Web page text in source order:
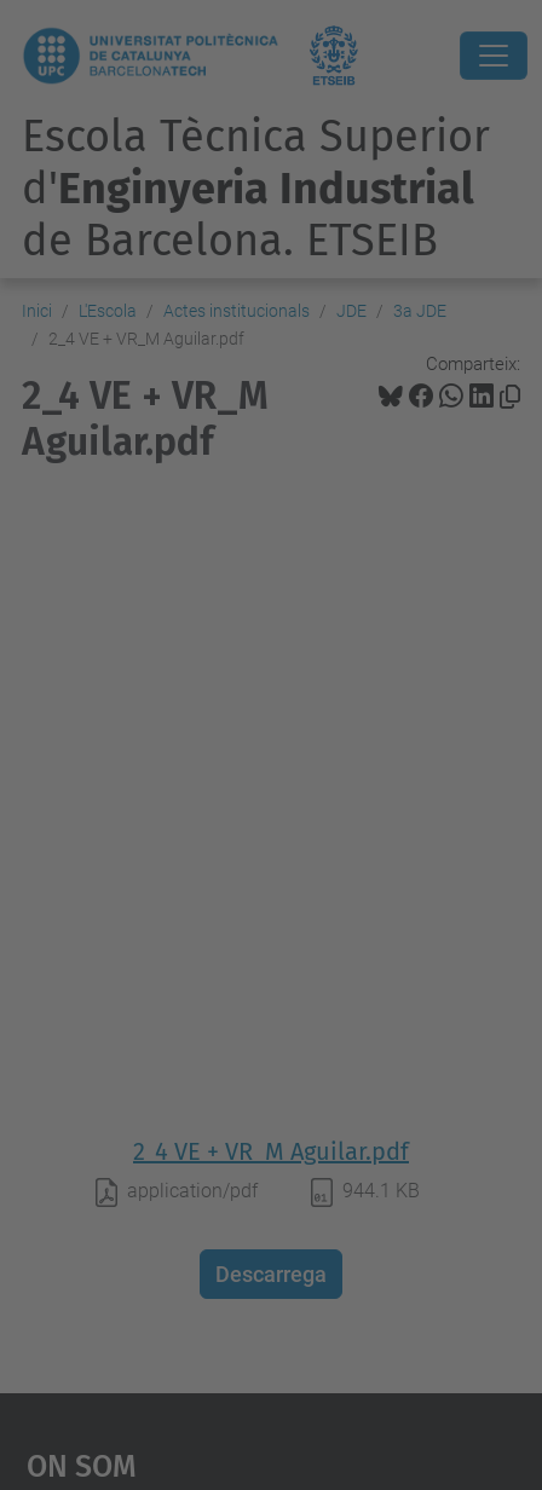
Escola Tècnica Superior
d'Enginyeria Industrial
de Barcelona. ETSEIB
Inici L'Escola Actes institucionals JDE
3a JDE
2_4 VE + VR_M Aguilar.pdf
Comparteix:
2_4 VE + VR_M
Aguilar.pdf
2_4 VE + VR_M Aguilar.pdf
application/pdf 944.1 KB
Descarrega
On Som